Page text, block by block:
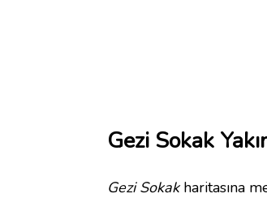
Gezi Sokak
Gezi Sokakharitasına